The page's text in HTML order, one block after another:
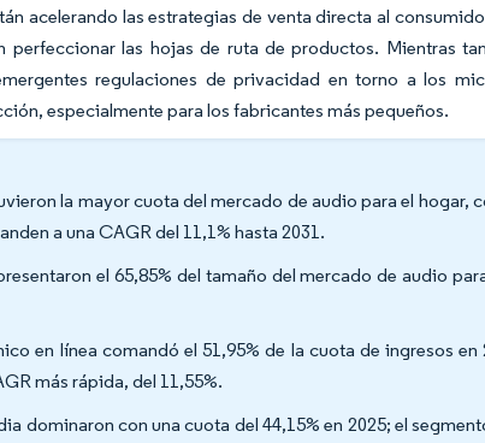
acelerando las estrategias de venta directa al
las hojas de ruta de productos. Mientras
regulaciones de privacidad en torno a los
especialmente para los fabricantes más pequeños.
la mayor cuota del mercado de audio para el hogar,
a una CAGR del 11,1% hasta 2031.
el 65,85% del tamaño del mercado de audio
en línea comandó el 51,95% de la cuota de ingresos en
más rápida, del 11,55%.
dominaron con una cuota del 44,15% en 2025; el